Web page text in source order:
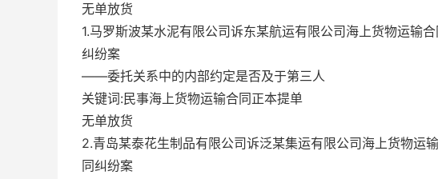
无单放货
1.马罗斯波某水泥有限公司诉东某航运有限公司海上货物运输合
纠纷案
——委托关系中的内部约定是否及于第三人
关键词:民事海上货物运输合同正本提单
无单放货
2.青岛某泰花生制品有限公司诉泛某集运有限公司海上货物运
同纠纷案